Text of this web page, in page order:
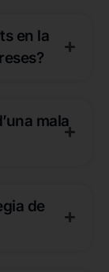
en la
mala
de